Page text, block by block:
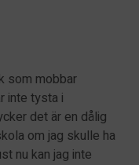
som mobbar
inte tysta i
det är en dålig
om jag skulle ha
nu kan jag inte